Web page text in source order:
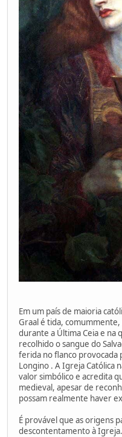
Em um país de maioria
Graal é tida, comummente,
durante a Última Ceia e na
recolhido o sangue do
ferida no flanco provocada
Longino . A Igreja Católica
valor simbólico e acredita
medieval, apesar de
possam realmente haver
É provável que as origens
descontentamento à Igreja.